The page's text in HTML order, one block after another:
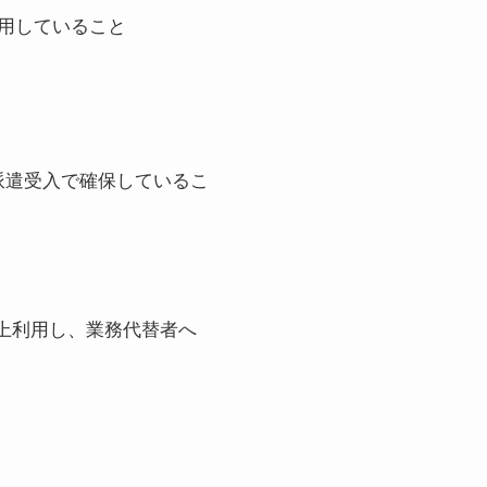
していること
受入で確保しているこ
利用し、業務代替者へ